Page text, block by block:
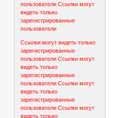
пользователи Ссылки могут
видеть только
зарегистрированные
пользователи
Ссылки могут видеть только
зарегистрированные
пользователи Ссылки могут
видеть только
зарегистрированные
пользователи Ссылки могут
видеть только
зарегистрированные
пользователи Ссылки могут
видеть только